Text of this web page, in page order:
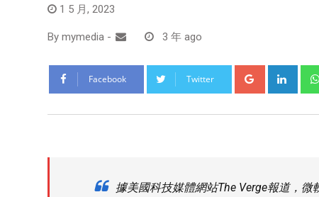
1 5 月, 2023
By mymedia - 3 年 ago
Facebook Twitter
據美國科技媒體網站The Verge報道，